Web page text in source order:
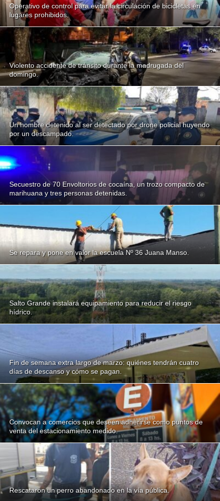
Operativo de control para evitar la circulación de bicicletas en
lugares prohibidos.
Violento accidente de tránsito durante la madrugada del
domingo.
Un hombre detenido al ser detectado por drone policial huyendo
por un descampado.
Secuestro de 70 Envoltorios de cocaína, un trozo compacto de
marihuana y tres personas detenidas.
Se repara y pone en valor la escuela Nº 36 Juana Manso.
Salto Grande instalará equipamiento para reducir el riesgo
hídrico.
Fin de semana extra largo de marzo: quiénes tendrán cuatro
días de descanso y cómo se pagan.
Convocan a comercios que deseen adherirse como puntos de
venta del estacionamiento medido.
Rescataron un perro abandonado en la vía pública.